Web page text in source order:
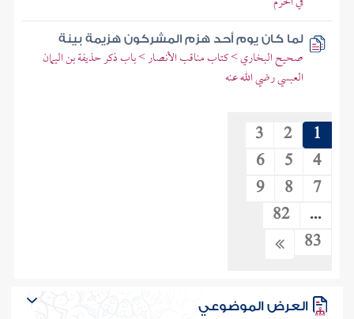
لما كان يوم أحد هزم المشركون هزيمة بينة
صحيح البخاري > كتاب مناقب الأنصار > باب ذكر حذيفة بن اليمان
العبسي رضي الله عنه
1
2
3
4
5
6
7
8
9
...
82
83
العرض الموضوعي